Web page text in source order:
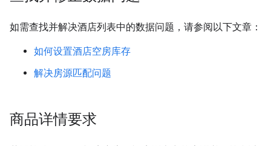
如需查找并解决酒店列表中的数据问题，请参阅以下文章：
如何设置酒店空房库存
解决房源匹配问题
商品详情要求